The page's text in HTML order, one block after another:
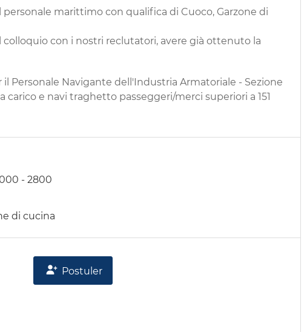
Imprimez
ami
personale marittimo con qualifica di Cuoco, Garzone di
colloquio con i nostri reclutatori, avere già ottenuto la
il Personale Navigante dell'Industria Armatoriale - Sezione
e navi traghetto passeggeri/merci superiori a 151
- 2800
di cucina
Postuler